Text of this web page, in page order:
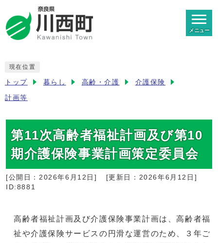
メニュー
現在位置
トップ 暮らし 高齢・介護 介護保険
計画等
第11次高齢者福祉計画及び第10
期介護保険事業計画策定委員会
[公開日： 2026年6月12日 ] [更新日： 2026年6月12日 ]
ID:8881
高齢者福祉計画及び介護保険事業計画は、高齢者福
祉や介護保険サービスの円滑な運営のため、３年ご